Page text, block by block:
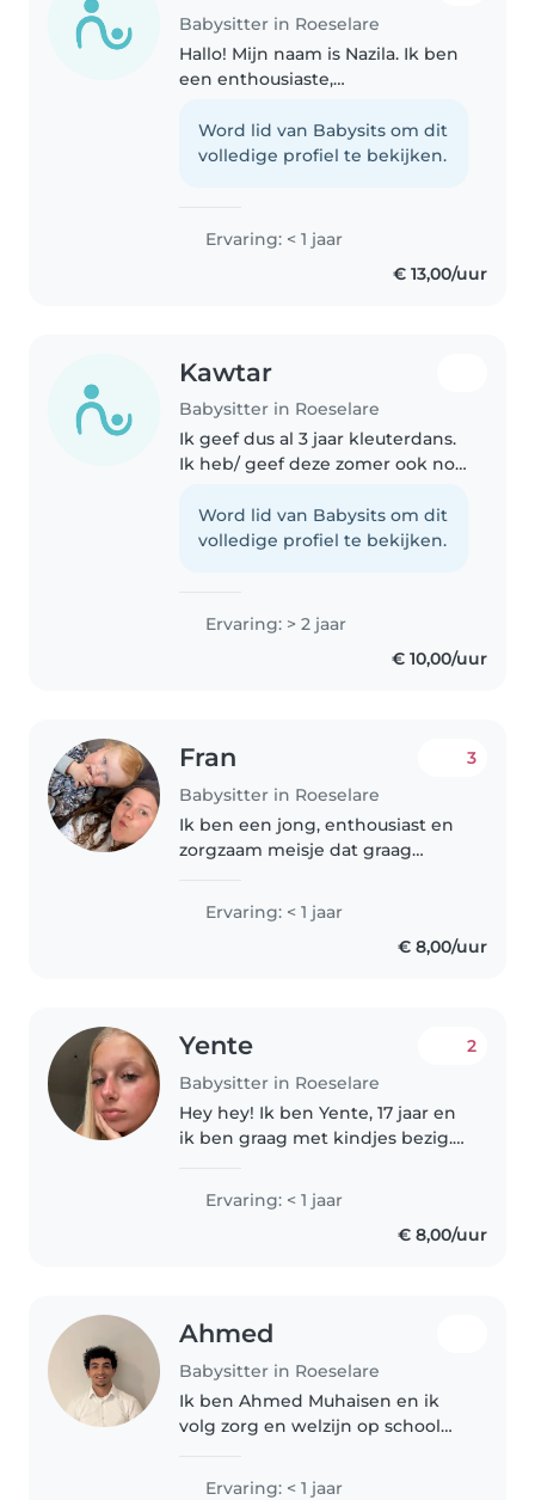
Babysitter in Roeselare
Hallo! Mijn naam is Nazila. Ik ben
een enthousiaste,
student. Ik vind het leuk om met
kinderen om te gaan en ik heb
Word lid van Babysits om dit
volledige profiel te bekijken.
Ervaring: < 1 jaar
€ 13,00/uur
Kawtar
Babysitter in Roeselare
Ik geef dus al 3 jaar kleuterdans.
Ik heb/ geef deze zomer ook nog
Word lid van Babysits om dit
volledige profiel te bekijken.
Ervaring: > 2 jaar
€ 10,00/uur
Fran
Babysitter in Roeselare
3
Ik ben een jong, enthousiast en
zorgzaam meisje dat graag
verantwoordelijk en kan goed
omgaan met kinderen. Ik ben
ook comfortabel met huisdieren
Ervaring: < 1 jaar
€ 8,00/uur
Yente
Babysitter in Roeselare
2
Hey hey! Ik ben Yente, 17 jaar en
ik ben graag met kindjes bezig.
kindjes, ik ben al vaak gaan
oppassen via de Gezinsbond. Na
mijn middelbaar zou ik gaan..
Ervaring: < 1 jaar
€ 8,00/uur
Ahmed
Babysitter in Roeselare
Ik ben Ahmed Muhaisen en ik
volg zorg en welzijn op school
Ervaring: < 1 jaar